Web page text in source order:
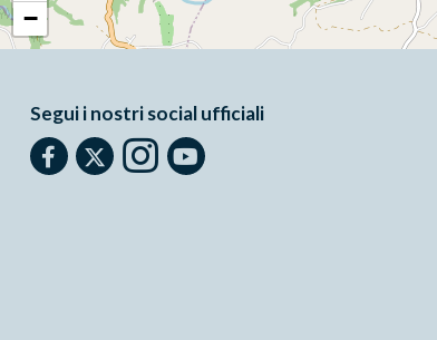
−
Segui i nostri social ufficiali